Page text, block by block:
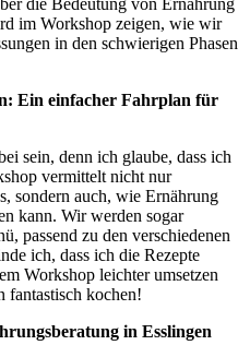
im Workshop zeigen, wie wir
in den schwierigen Phasen
Ein einfacher Fahrplan für
sein, denn ich glaube, dass ich
vermittelt nicht nur
sondern auch, wie Ernährung
kann. Wir werden sogar
passend zu den verschiedenen
ich, dass ich die Rezepte
Workshop leichter umsetzen
fantastisch kochen!
in Esslingen